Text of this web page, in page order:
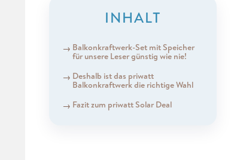
INHALT
Balkonkraftwerk-Set mit Speicher
für unsere Leser günstig wie nie!
Deshalb ist das priwatt
Balkonkraftwerk die richtige Wahl
Fazit zum priwatt Solar Deal